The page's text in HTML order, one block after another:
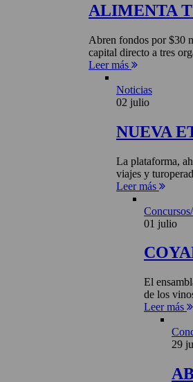
ALIMENTA
Abren fondos por $30
capital directo a tres
Leer más
Noticias
02 julio
NUEVA
La plataforma,
viajes y
Leer más
01 julio
El
de los
Leer más
29